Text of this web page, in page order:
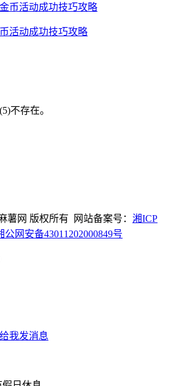
活动成功技巧攻略
不存在。
薯网 版权所有 网站备案号： 湘ICP
公网安备43011202000849号